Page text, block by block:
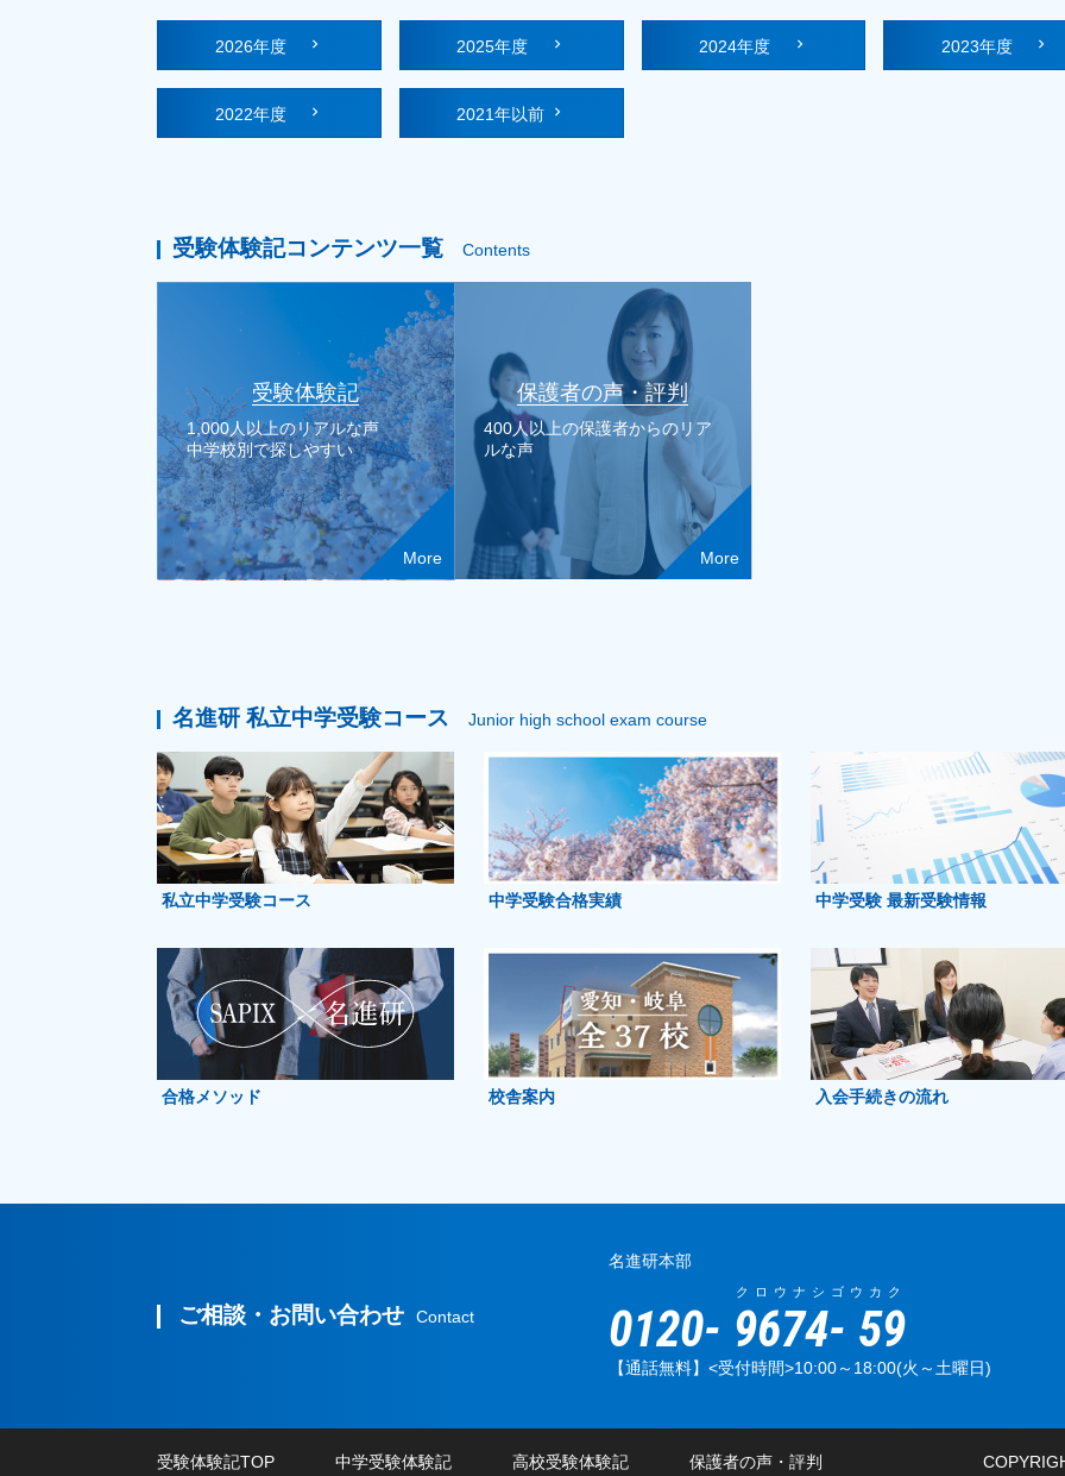
2026年度 2025年度 2024年度 2023年度
2022年度 2021年以前
受験体験記コンテンツ一覧 Contents
受験体験記
1,000人以上のリアルな声
中学校別で探しやすい
More
保護者の声・評判
400人以上の保護者からのリア
ルな声
More
名進研 私立中学受験コース Junior high school exam course
私立中学受験コース 中学受験合格実績 中学受験 最新受験情報
合格メソッド 校舎案内 入会手続きの流れ
ご相談・お問い合わせ Contact
名進研本部
0120- 9674
クロウナシ
- 59
ゴウカク
【通話無料】<受付時間>10:00～18:00(火～土曜日)
受験体験記TOP 中学受験体験記 高校受験体験記 保護者の声・評判